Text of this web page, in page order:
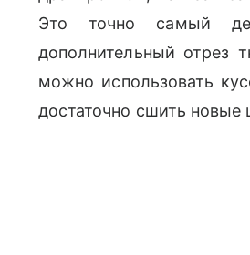
Это точно самый
дополнительный отрез
можно использовать
достаточно сшить новые